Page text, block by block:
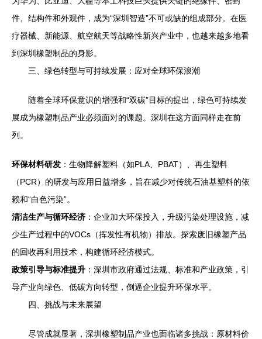
件、结构件和外观件，成为“深圳智造”不可或缺的组成部分。在医
疗器械、新能源、航空航天等战略性新兴产业中，也越来越多地看
到深圳橡塑制品的身影。
三、绿色转型与可持续发展：应对全球环保浪潮
随着全球环保意识的增强和“双碳”目标的提出，绿色可持续发
展成为橡塑制品产业必须面对的课题。深圳在这方面同样走在前
列。
环保材料研发 ：生物降解塑料（如PLA、PBAT）、再生塑料
（PCR）的研发与应用日益增多，旨在减少对传统石油基塑料的依
赖和“白色污染”。
清洁生产与循环经济 ：企业加大环保投入，升级污染处理设施，减
少生产过程中的VOCs（挥发性有机物）排放。探索废旧橡塑产品
的回收再利用技术，构建循环经济模式。
政策引导与标准提升 ：深圳市政府通过法规、标准和产业政策，引
导产业向绿色、低碳方向转型，倒逼企业提升环保水平。
四、挑战与未来展望
尽管成就显著，深圳橡塑制品产业也面临诸多挑战：原材料价